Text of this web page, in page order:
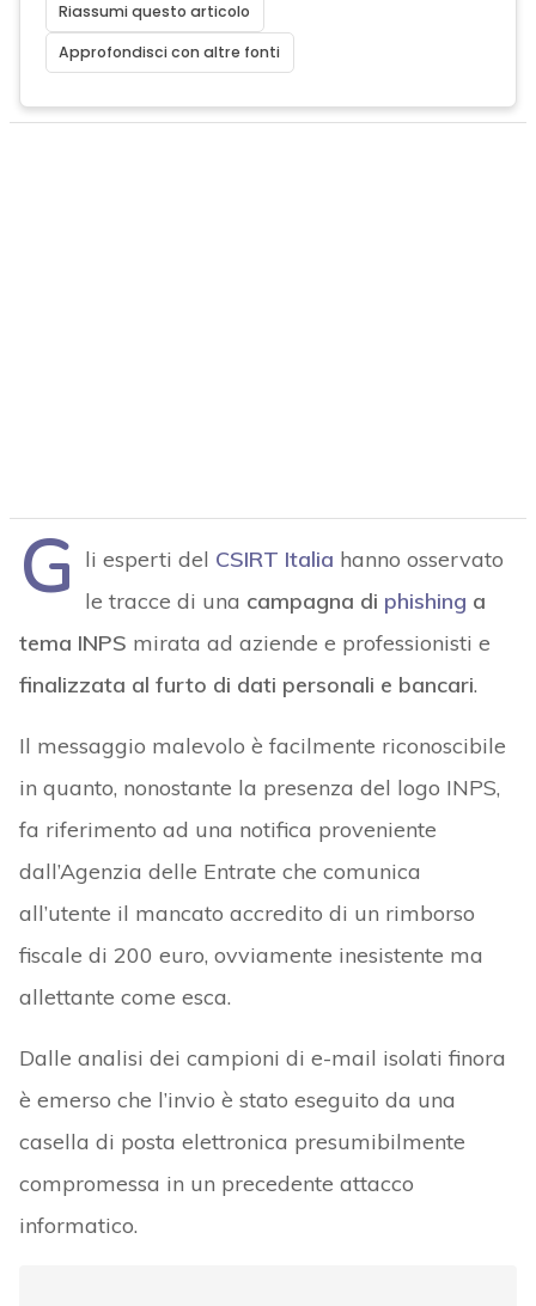
Riassumi questo articolo
Approfondisci con altre fonti
G li esperti del CSIRT Italia hanno osservato
le tracce di una campagna di phishing a
tema INPS mirata ad aziende e professionisti e
finalizzata al furto di dati personali e bancari.
Il messaggio malevolo è facilmente riconoscibile
in quanto, nonostante la presenza del logo INPS,
fa riferimento ad una notifica proveniente
dall’Agenzia delle Entrate che comunica
all’utente il mancato accredito di un rimborso
fiscale di 200 euro, ovviamente inesistente ma
allettante come esca.
Dalle analisi dei campioni di e-mail isolati finora
è emerso che l’invio è stato eseguito da una
casella di posta elettronica presumibilmente
compromessa in un precedente attacco
informatico.